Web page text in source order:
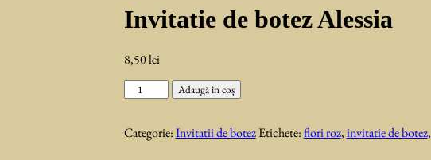
Invitatie de botez Alessia
8,50lei
Cantitate
botez
Adaugă în coș
Categorie:Invitatii de botez Etichete:flori roz,invitatie de botez,